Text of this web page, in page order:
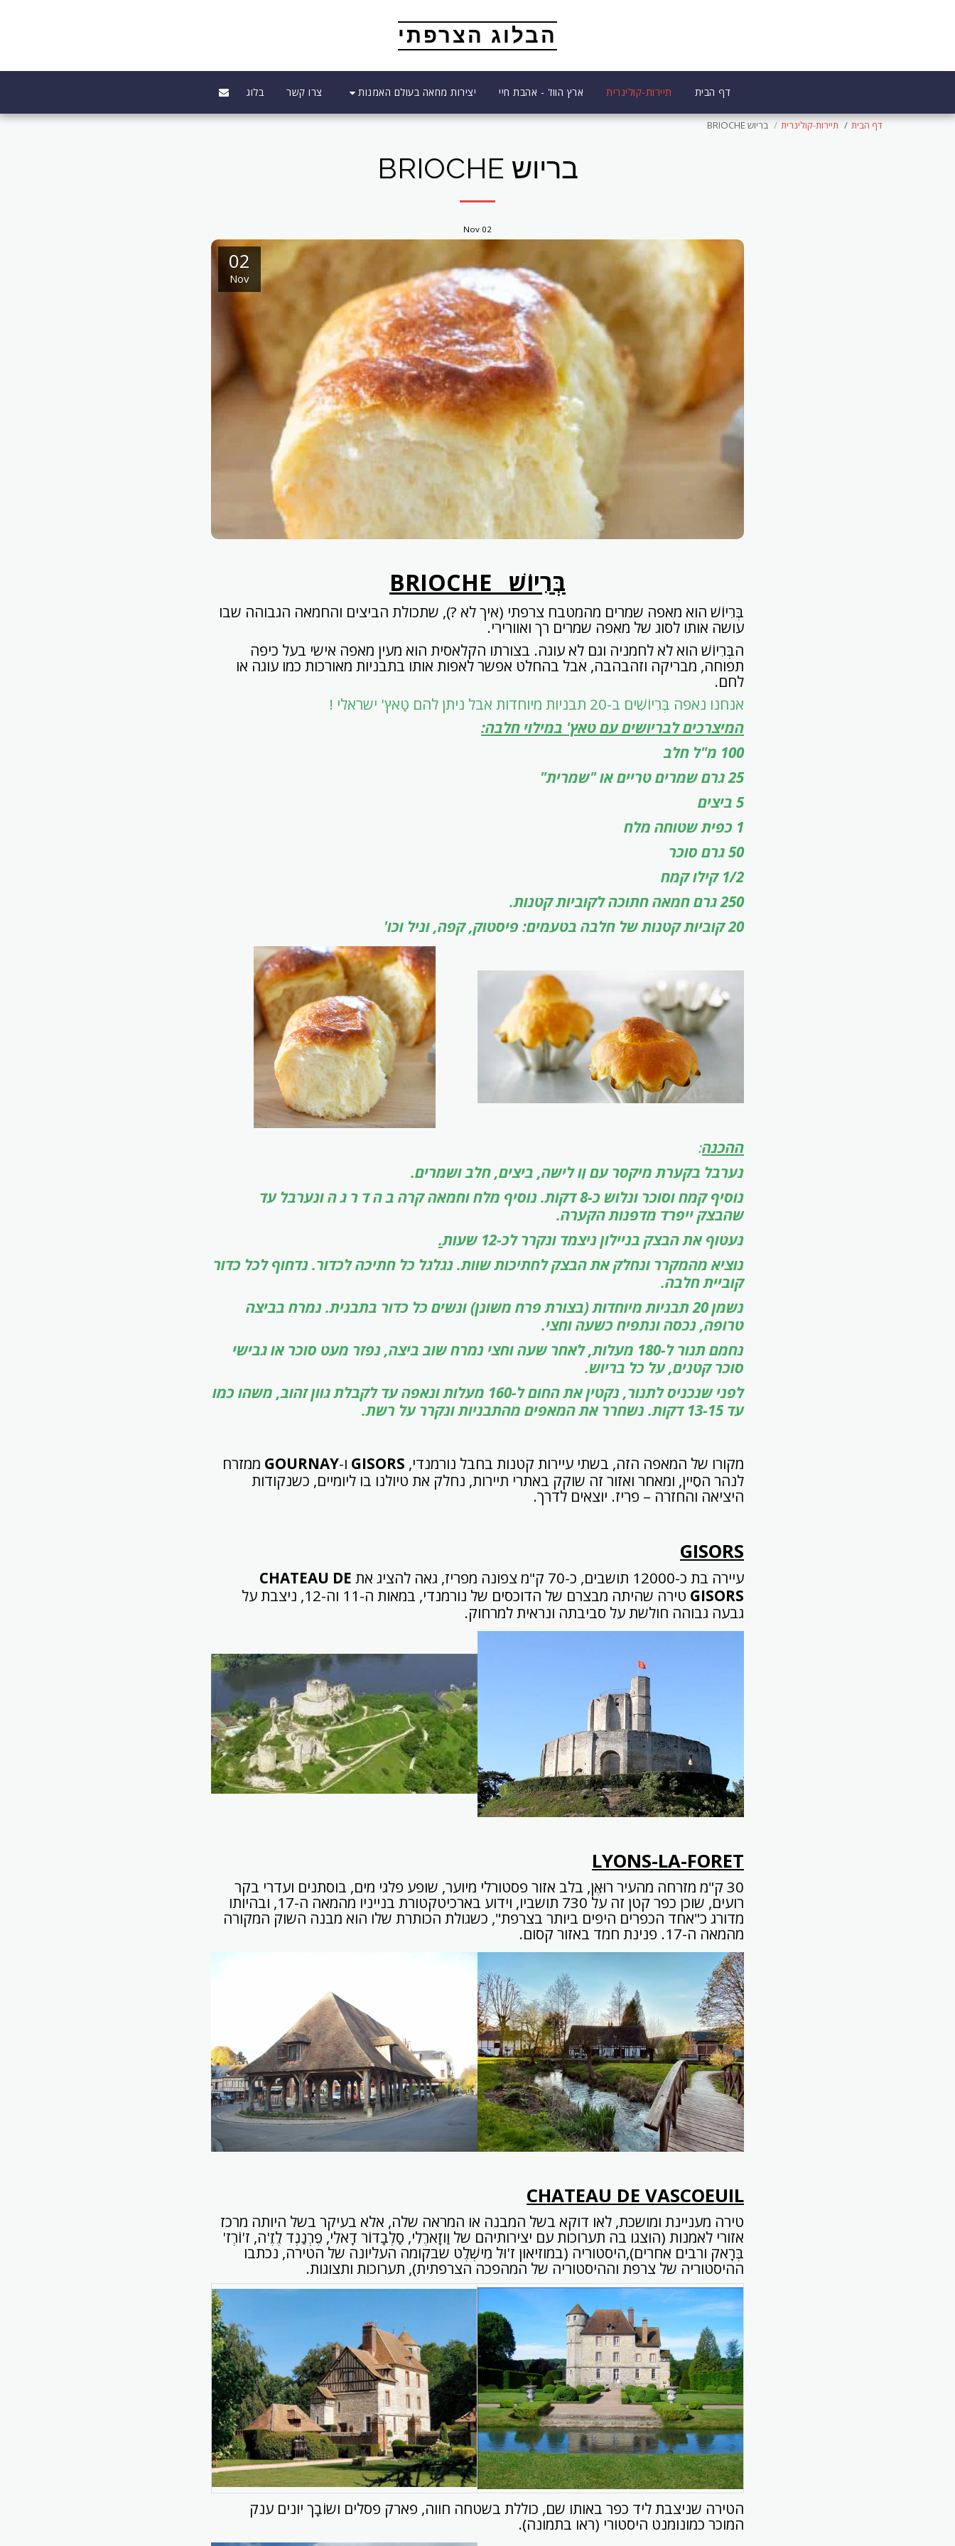
הבלוג הצרפתי
דף הבית תיירות-קולינרית ארץ הווז' - אהבת חיי יצירות מחאה בעולם האמנות צרו קשר בלוג
דף הבית תיירות-קולינרית בריוש BRIOCHE
בריוש BRIOCHE
02
Nov
02
Nov
בְּרִיוֹשׁ BRIOCHE
בְּרִיוֹשׁ הוא מאפה שמרים מהמטבח צרפתי (איך לא ?), שתכולת הביצים והחמאה הגבוהה שבו
עושה אותו לסוג של מאפה שמרים רך ואוורירי.
הבְּרִיוֹשׁ הוא לא לחמניה וגם לא עוגה. בצורתו הקלאסית הוא מעין מאפה אישי בעל כיפה
תפוחה, מבריקה וזהבהבה, אבל בהחלט אפשר לאפות אותו בתבניות מאורכות כמו עוגה או
לחם.
אנחנו נאפה בְּרִיוֹשִׁים ב-20 תבניות מיוחדות אבל ניתן להם טַאץ' ישראלי !
המיצרכים לבריושים עם טאץ' במילוי חלבה:
100 מ"ל חלב
25 גרם שמרים טריים או "שמרית"
5 ביצים
1 כפית שטוחה מלח
50 גרם סוכר
1/2 קילו קמח
250 גרם חמאה חתוכה לקוביות קטנות.
20 קוביות קטנות של חלבה בטעמים: פיסטוק, קפה, וניל וכו'
ההכנה:
נערבל בקערת מיקסר עם וָו לישה, ביצים, חלב ושמרים.
נוסיף קמח וסוכר ונלוש כ-8 דקות.
נוסיף מלח וחמאה קרה ב ה ד ר ג ה ונערבל עד
שהבצק ייפרד מדפנות הקערה.
נעטוף את הבצק בניילון ניצמד ונקרר לכ-12 שעות
.
נוציא מהמקרר ונחלק את הבצק לחתיכות שוות. נגלגל כל חתיכה לכדור. נדחוף לכל כדור
קוביית חלבה.
נשמן 20 תבניות מיוחדות (בצורת פרח משונן) ונשים כל כדור בתבנית. נמרח בביצה
טרופה, נכסה ונתפיח כשעה וחצי.
נחמם תנור ל-180 מעלות, לאחר שעה וחצי נמרח שוב ביצה, נפזר מעט סוכר או גבישי
סוכר קטנים, על כל בריוש.
לפני שנכניס לתנור, נקטין את החום ל-160 מעלות ונאפה עד לקבלת גוון זהוב, משהו כמו
עד 13-15 דקות. נשחרר את המאפים מהתבניות ונקרר על רשת.
מקורו של המאפה הזה, בשתי עיירות קטנות בחבל נורמנדי, GISORS ו-GOURNAY ממזרח
לנהר הסֵיין, ומאחר ואזור זה שוקק באתרי תיירות, נחלק את טיולנו בו ליומיים, כשנקודות
היציאה והחזרה – פריז. יוצאים לדרך.
GISORS
עיירה בת כ-12000 תושבים, כ-70 ק"מ צפונה מפריז, גאה להציג את
CHATEAU DE
GISORS
טירה שהיתה מבצרם של הדוכסים של נורמנדי, במאות ה-11 וה-12, ניצבת על
גבעה גבוהה חולשת על סביבתה ונראית למרחוק.
LYONS-LA-FORET
30 ק"מ מזרחה מהעיר רוּאֶן, בלב אזור פסטורלי מיוער, שופע פלגי מים, בוסתנים ועדרי בקר
רועים, שוכן כפר קטן זה על 730 תושביו, וידוע בארכיטקטורת בנייניו מהמאה ה-17, ובהיותו
מדורג כ"אחד הכפרים היפים ביותר בצרפת", כשגולת הכותרת שלו הוא מבנה השוק המקורה
מהמאה ה-17. פנינת חמד באזור קסום.
CHATEAU DE VASCOEUIL
טירה מעניינת ומושכת, לאו דוקא בשל המבנה או המראה שלה, אלא בעיקר בשל היותה מרכז
אזורי לאמנות (הוצגו בה תערוכות עם יצירותיהם של וַוזָארֶלִי, סַלְבָדוֹר דָאלִי, פֶרְנַנְד לֶזֶ'ה, ז'וֹרְז'
בְּרָאק ורבים אחרים),היסטוריה (במוזיאון ז'וּל מִישְׁלֶט שבקומה העליונה של הטירה, נכתבו
ההיסטוריה של צרפת וההיסטוריה של המהפכה הצרפתית), תערוכות ותצוגות.
הטירה שניצבת ליד כפר באותו שם, כוללת בשטחה חווה, פארק פסלים ושוֹבָך יונים ענק
המוכר כמונומנט היסטורי (ראו בתמונה).